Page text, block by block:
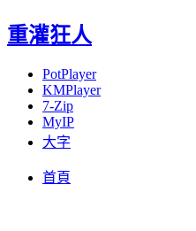
重灌狂人
PotPlayer
KMPlayer
7-Zip
MyIP
大字
首頁